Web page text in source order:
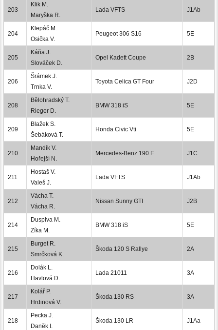
203
Klik M.
Maryška R.
Lada VFTS J1Ab
204
Klepáč M.
Osička V.
Peugeot 306 S16 5E
205
Káňa J.
Slováček D.
Opel Kadett Coupe 2B
206
Šrámek J.
Trnka V.
Toyota Celica GT Four J2D
208
Bělohradský T.
Rieger D.
BMW 318 iS 5E
209
Blažek S.
Šebáková T.
Honda Civic Vti 5E
210
Mandík V.
Hořejší N.
Mercedes-Benz 190 E J1C
211
Hostaš V.
Valeš J.
Lada VFTS J1Ab
212
Vácha T.
Vácha R.
Nissan Sunny GTI J2B
214
Duspiva M.
Zíka M.
BMW 318 iS 5E
215
Burget R.
Smrčková K.
Škoda 120 S Rallye 2A
216
Dolák L.
Havlová D.
Lada 21011 3A
217
Kolář P.
Hrdinová V.
Škoda 130 RS 3A
218
Pecka J.
Daněk I.
Škoda 130 LR J1Aa